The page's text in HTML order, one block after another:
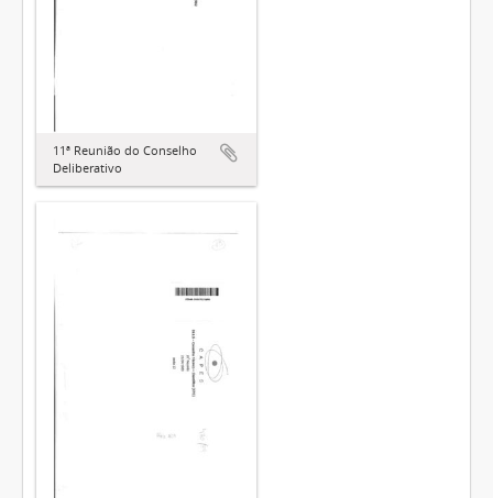
11ª Reunião do Conselho
Deliberativo